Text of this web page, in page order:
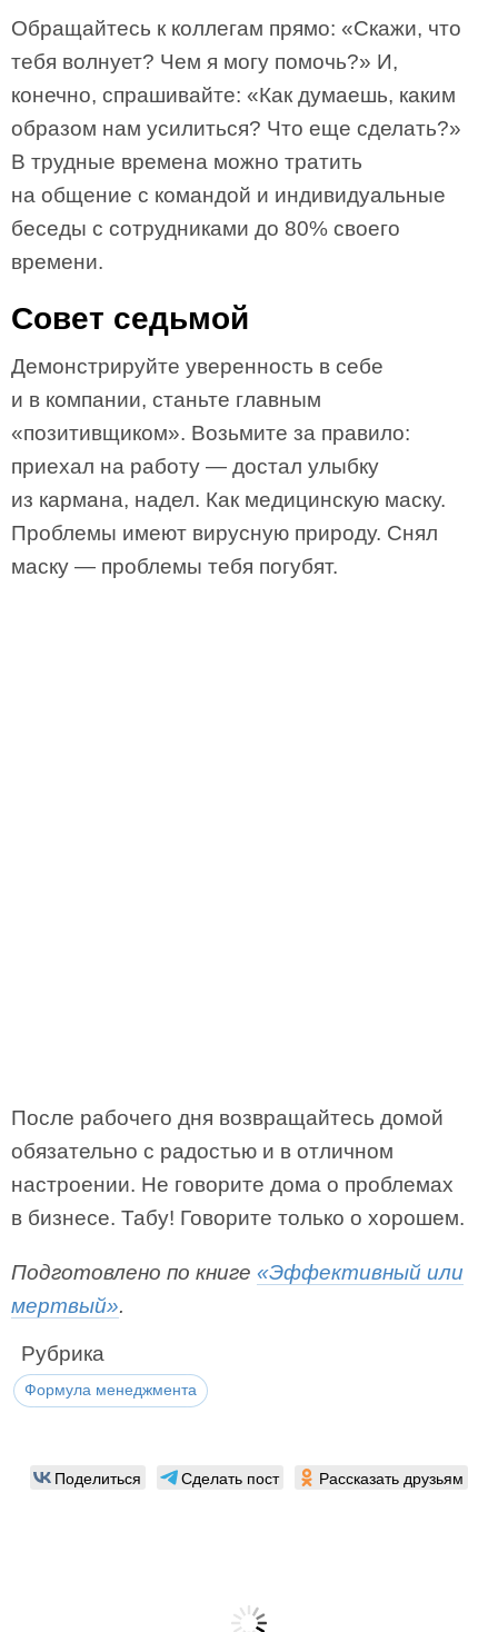
Обращайтесь к коллегам прямо: «Скажи, что
тебя волнует? Чем я могу помочь?» И,
конечно, спрашивайте: «Как думаешь, каким
образом нам усилиться? Что еще сделать?»
В трудные времена можно тратить
на общение с командой и индивидуальные
беседы с сотрудниками до 80% своего
времени.
Совет седьмой
Демонстрируйте уверенность в себе
и в компании, станьте главным
«позитивщиком». Возьмите за правило:
приехал на работу — достал улыбку
из кармана, надел. Как медицинскую маску.
Проблемы имеют вирусную природу. Снял
маску — проблемы тебя погубят.
После рабочего дня возвращайтесь домой
обязательно с радостью и в отличном
настроении. Не говорите дома о проблемах
в бизнесе. Табу! Говорите только о хорошем.
Подготовлено по книге «Эффективный или
мертвый».
Рубрика
Формула менеджмента
Поделиться Сделать пост Рассказать друзьям